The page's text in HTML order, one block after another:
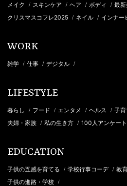
メイク / スキンケア / ヘア / ボディ / 最
クリスマスコフレ2025 / ネイル / インナー
WORK
雑学 / 仕事 / デジタル /
LIFESTYLE
暮らし / フード / エンタメ / ヘルス / 子育
夫婦・家族 / 私の生き方 / 100人アンケート
EDUCATION
子供の五感を育てる / 学校行事コーデ / 教
子供の進路・学校 /